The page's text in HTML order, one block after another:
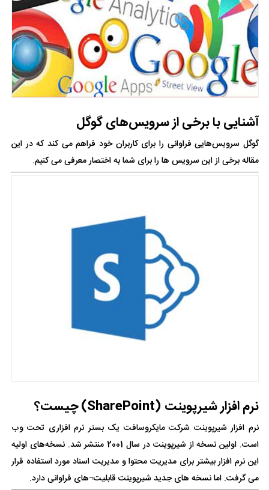
آشنایی با برخی از سرویس‌های گوگل
گوگل سرویس‌هایی فراوانی را برای کاربران خود فراهم می کند که در این
مقاله برخی از این سرویس ها را برای شما به اختصار معرفی می کنیم.
نرم افزار شیرپوینت (SharePoint) چیست؟
نرم افزار شیرپوینت شرکت مایکروسافت یک بستر نرم افزاری تحت وب
است. اولین نسخه از شیرپوینت در سال 2001 منتشر شد. نسخه‌های اولیه
این نرم افزار بیشتر برای مدیریت محتوا و مدیریت اسناد مورد استفاده قرار
می گرفت. اما نسخه های جدید شیرپوینت قابلیت¬های فراوانی دارد.